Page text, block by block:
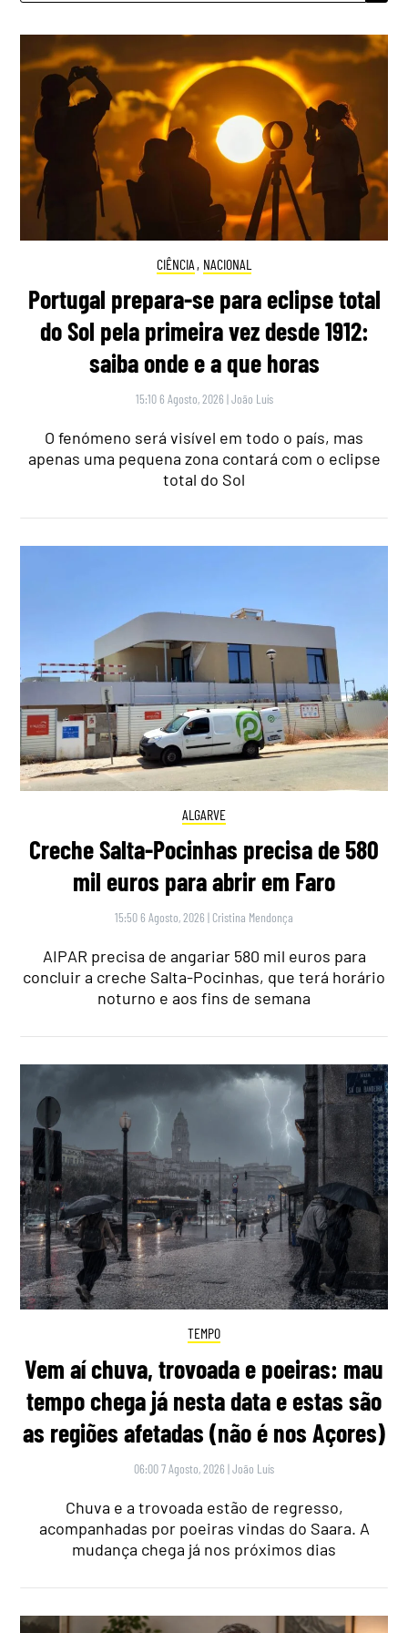
CIÊNCIA , NACIONAL
Portugal prepara-se para eclipse total
do Sol pela primeira vez desde 1912:
saiba onde e a que horas
15:10 6 Agosto, 2026 |João Luís
O fenómeno será visível em todo o país, mas
apenas uma pequena zona contará com o eclipse
total do Sol
ALGARVE
Creche Salta-Pocinhas precisa de 580
mil euros para abrir em Faro
15:50 6 Agosto, 2026 | Cristina Mendonça
AIPAR precisa de angariar 580 mil euros para
concluir a creche Salta-Pocinhas, que terá horário
noturno e aos fins de semana
TEMPO
Vem aí chuva, trovoada e poeiras: mau
tempo chega já nesta data e estas são
as regiões afetadas (não é nos Açores)
06:00 7 Agosto, 2026 |João Luís
Chuva e a trovoada estão de regresso,
acompanhadas por poeiras vindas do Saara. A
mudança chega já nos próximos dias